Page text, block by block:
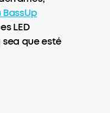
LED
que esté